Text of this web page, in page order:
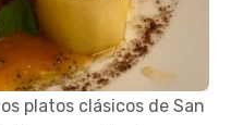
platos clásicos de San